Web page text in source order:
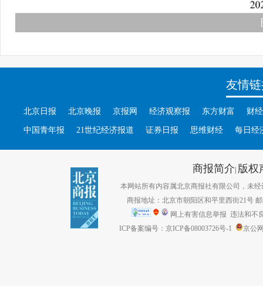
友情
北京日报 北京晚报 京报网 经济观察报 东方财富 财
中国青年报 21世纪经济报道 证券日报 思维财经 每日经
商报简介| 版权
本网站所有内容属北京商报社有限公司，未经
商报地址：北京市朝阳区和平里西街21号
网上有害信息举报 违法和不
ICP备案编号：京ICP备08003726号-1
京公